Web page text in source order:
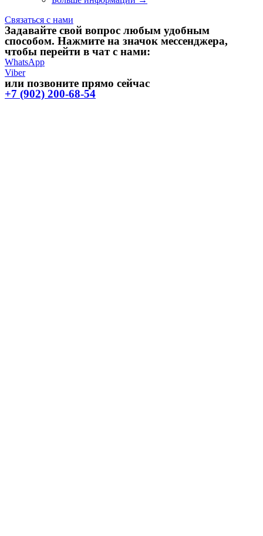
Связаться с нами
Задавайте свой вопрос любым удобным
способом. Нажмите на значок мессенджера,
чтобы перейти в чат с нами:
WhatsApp
Viber
или позвоните прямо сейчас
+7 (902) 200-68-54